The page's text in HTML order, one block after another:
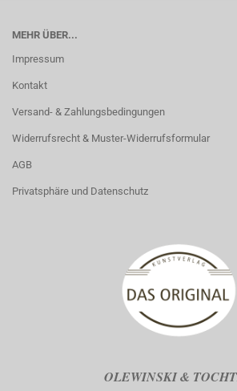
MEHR ÜBER...
Impressum
Kontakt
Versand- & Zahlungsbedingungen
Widerrufsrecht & Muster-Widerrufsformular
AGB
Privatsphäre und Datenschutz
OLEWINSKI &